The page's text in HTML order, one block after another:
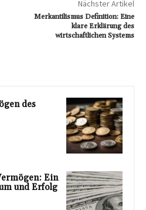
Nächster Artikel
Merkantilismus Definition: Eine
klare Erklärung des
wirtschaftlichen Systems
des
Ein
und Erfolg